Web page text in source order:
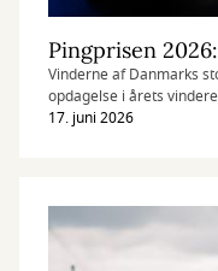
Vinderne af Danmarks
opdagelse i årets
17. juni 2026